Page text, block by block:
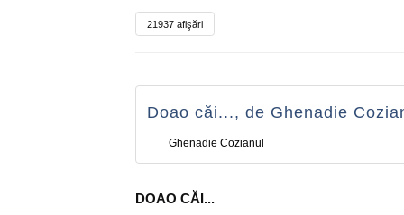
21937 afişări
Doao căi..., de Ghenadie
Ghenadie Cozianul
DOAO CĂI...